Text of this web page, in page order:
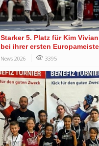
Starker 5. Platz für Kim
bei ihrer ersten
News 2026 3395